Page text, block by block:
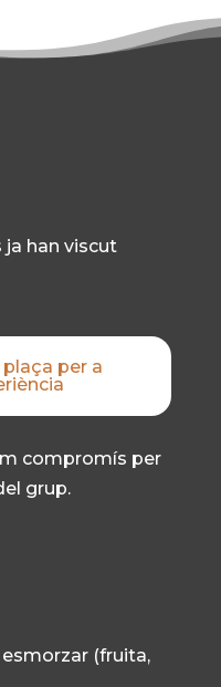
ja han viscut
per a
compromís per
grup.
esmorzar (fruita,